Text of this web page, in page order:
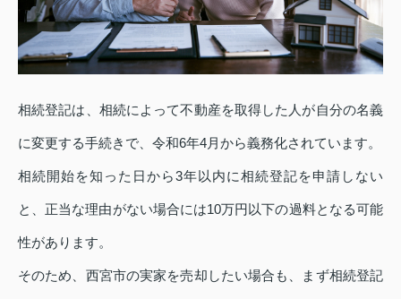
相続登記は、相続によって不動産を取得した人が自分の名義
に変更する手続きで、令和6年4月から義務化されています。
相続開始を知った日から3年以内に相続登記を申請しない
と、正当な理由がない場合には10万円以下の過料となる可能
性があります。
そのため、西宮市の実家を売却したい場合も、まず相続登記